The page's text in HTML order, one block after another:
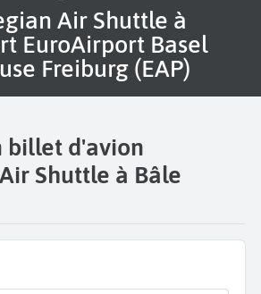
EuroAirport Basel
Freiburg (EAP)
billet d'avion
Shuttle à Bâle